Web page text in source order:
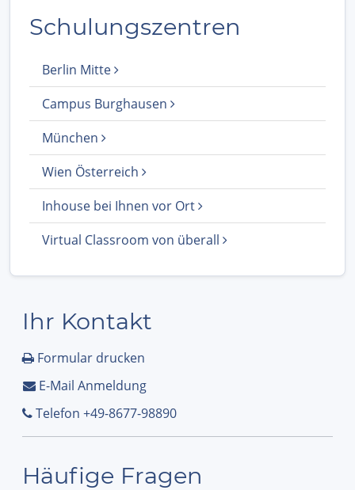
Schulungszentren
Berlin Mitte
Campus Burghausen
München
Wien Österreich
Inhouse bei Ihnen vor Ort
Virtual Classroom von überall
Ihr Kontakt
Formular drucken
E-Mail Anmeldung
Telefon +49-8677-98890
Häufige Fragen